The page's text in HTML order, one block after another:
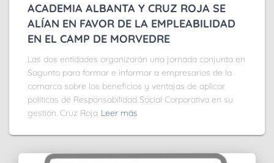
ACADEMIA ALBANTA Y CRUZ ROJA SE
ALÍAN EN FAVOR DE LA EMPLEABILIDAD
EN EL CAMP DE MORVEDRE
Las dos entidades organizarán una jornada conjunta en
Sagunto para formar e informar a empresarios de la
comarca sobre los beneficios y ventajas de aplicar
políticas de Responsabilidad Social Corporativa en su
gestión. Cruz Roja Leer más